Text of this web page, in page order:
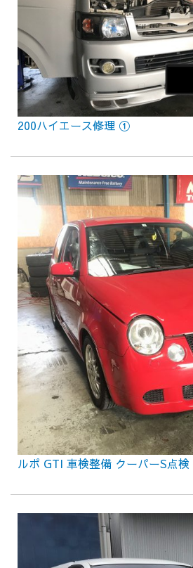
200ハイエース修理 ①
ルポ GTI 車検整備 クーパーS点検